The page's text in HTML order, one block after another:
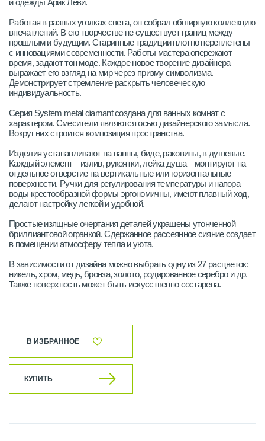
и одежды Арик Леви.
Работая в разных уголках света, он собрал обширную коллекцию
впечатлений. В его творчестве не существует границ между
прошлым и будущим. Старинные традиции плотно переплетены
с инновациями современности. Работы мастера опережают
время, задают тон моде. Каждое новое творение дизайнера
выражает его взгляд на мир через призму символизма.
Демонстрирует стремление раскрыть человеческую
индивидуальность.
Серия System metal diamant создана для ванных комнат с
характером. Смесители являются осью дизайнерского замысла.
Вокруг них строится композиция пространства.
Изделия устанавливают на ванны, биде, раковины, в душевые.
Каждый элемент – излив, рукоятки, лейка душа – монтируют на
отдельное отверстие на вертикальные или горизонтальные
поверхности. Ручки для регулирования температуры и напора
воды крестообразной формы эргономичны, имеют плавный ход,
делают настройку легкой и удобной.
Простые изящные очертания деталей украшены утонченной
бриллиантовой огранкой. Сдержанное рассеянное сияние создает
в помещении атмосферу тепла и уюта.
В зависимости от дизайна можно выбрать одну из 27 расцветок:
никель, хром, медь, бронза, золото, родированное серебро и др.
Также поверхность может быть искусственно состарена.
В ИЗБРАННОЕ
КУПИТЬ